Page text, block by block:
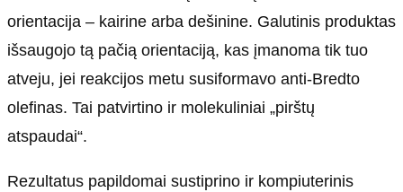
orientacija – kairine arba dešinine. Galutinis produktas
išsaugojo tą pačią orientaciją, kas įmanoma tik tuo
atveju, jei reakcijos metu susiformavo anti-Bredto
olefinas. Tai patvirtino ir molekuliniai „pirštų
atspaudai“.
Rezultatus papildomai sustiprino ir kompiuterinis